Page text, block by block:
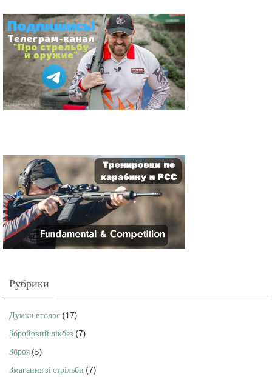
Рубрики
Думки вголос (17)
Збройовий лікбез (7)
Зброя (5)
Змагання зі стрільби (7)